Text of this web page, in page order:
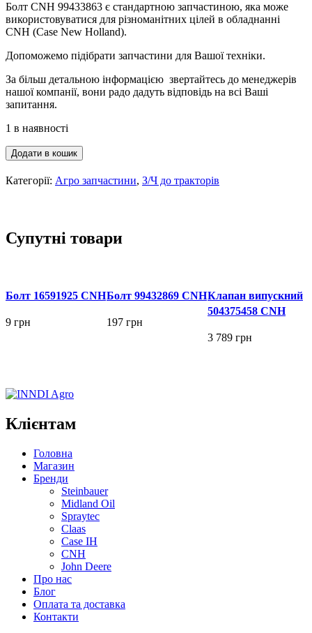
Болт CNH 99433863 є стандартною запчастиною, яка може
використовуватися для різноманітних цілей в обладнанні
CNH (Case New Holland).
Допоможемо підібрати запчастини для Вашої техніки.
За більш детальною інформацією звертайтесь до менеджерів
нашої компанії, вони радо дадуть відповідь на всі Ваші
запитання.
1 в наявності
Болт
99433863
CNH
кількість
Додати в кошик
Категорії: Агро запчастини, З/Ч до тракторів
Супутні товари
Болт 16591925 CNH
9 грн
Болт 99432869 CNH
197 грн
Клапан випускний
504375458 CNH
3 789 грн
Клієнтам
Головна
Магазин
Бренди
Steinbauer
Midland Oil
Spraytec
Claas
Case IH
CNH
John Deere
Про нас
Блог
Оплата та доставка
Контакти